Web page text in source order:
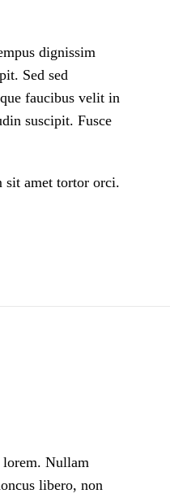
dignissim
Sed sed
faucibus velit in
suscipit. Fusce
sit amet tortor orci.
lorem. Nullam
libero, non